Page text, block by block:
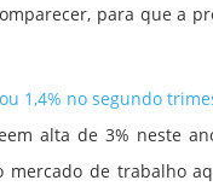
para que a
1,4% no segundo
alta de 3% neste
de trabalho